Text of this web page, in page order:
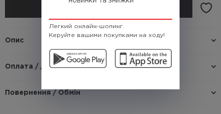
Легкий онлайн-шопинг.
Керуйте вашими покупками на ходу!
Опис
Оплата / доставка
Повернення / Обмін